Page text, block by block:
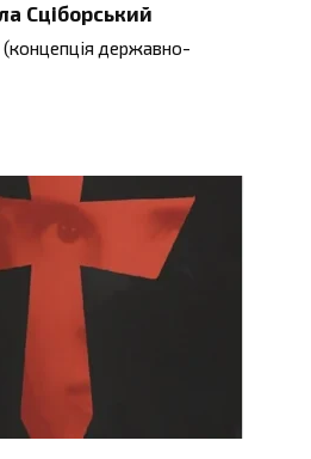
Сціборський
(концепція державно-